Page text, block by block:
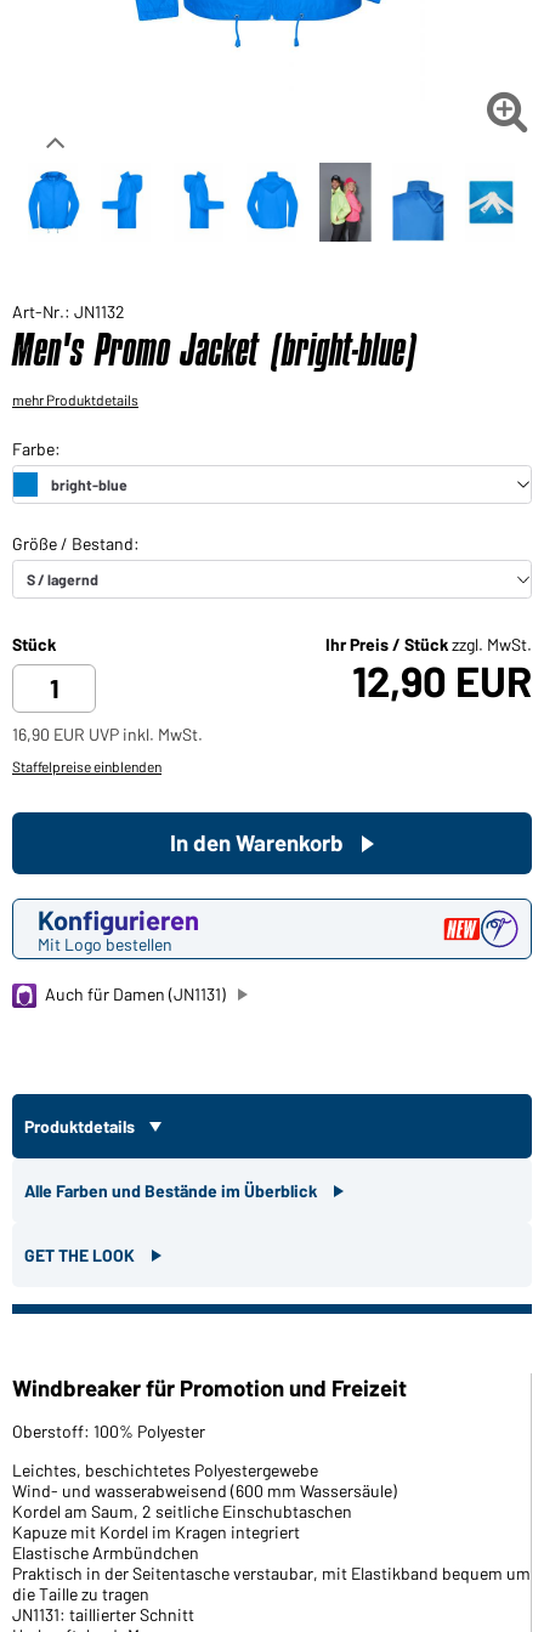
Sie möchten gerne für Ihren privaten Bedarf

Art-Nr.: JN1132
Men's Promo Jacket (bright-blue)
mehr Produktdetails
Stück Ihr Preis / Stückzzgl. MwSt.
12,90 EUR
16,90 EUR UVP inkl. MwSt.
Staffelpreise einblenden
Konfigurieren
Mit Logo bestellen
In den Warenkorb
Auch für Damen (JN1131)
Produktdetails
Alle Farben und Bestände im Überblick
GET THE LOOK
Windbreaker für Promotion und Freizeit
Oberstoff: 100% Polyester
Leichtes, beschichtetes Polyestergewebe
Wind- und wasserabweisend (600 mm Wassersäule)
Kordel am Saum, 2 seitliche Einschubtaschen
Kapuze mit Kordel im Kragen integriert
Elastische Armbündchen
Praktisch in der Seitentasche verstaubar, mit Elastikband bequem um
die Taille zu tragen
JN1131: taillierter Schnitt